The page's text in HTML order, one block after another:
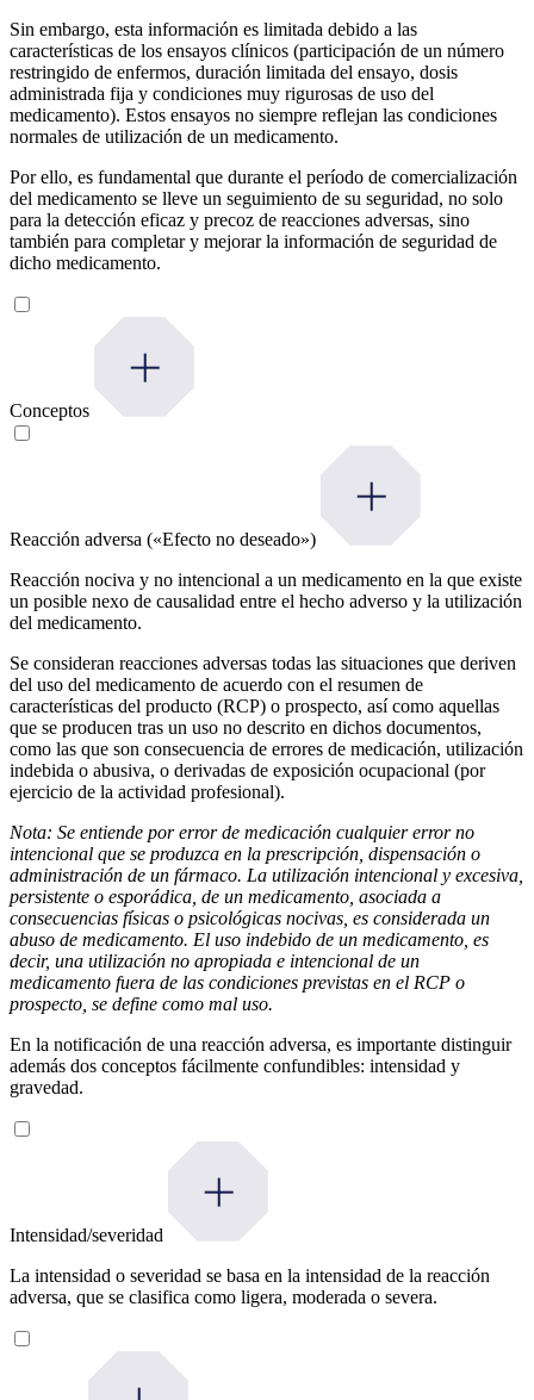
Sin embargo, esta información es limitada debido a las
características de los ensayos clínicos (participación de un número
restringido de enfermos, duración limitada del ensayo, dosis
administrada fija y condiciones muy rigurosas de uso del
medicamento). Estos ensayos no siempre reflejan las condiciones
normales de utilización de un medicamento.
Por ello, es fundamental que durante el período de comercialización
del medicamento se lleve un seguimiento de su seguridad, no solo
para la detección eficaz y precoz de reacciones adversas, sino
también para completar y mejorar la información de seguridad de
dicho medicamento.
Conceptos
Reacción adversa («Efecto no deseado»)
Reacción nociva y no intencional a un medicamento en la que existe
un posible nexo de causalidad entre el hecho adverso y la utilización
del medicamento.
Se consideran reacciones adversas todas las situaciones que deriven
del uso del medicamento de acuerdo con el resumen de
características del producto (RCP) o prospecto, así como aquellas
que se producen tras un uso no descrito en dichos documentos,
como las que son consecuencia de errores de medicación, utilización
indebida o abusiva, o derivadas de exposición ocupacional (por
ejercicio de la actividad profesional).
Nota: Se entiende por error de medicación cualquier error no
intencional que se produzca en la prescripción, dispensación o
administración de un fármaco. La utilización intencional y excesiva,
persistente o esporádica, de un medicamento, asociada a
consecuencias físicas o psicológicas nocivas, es considerada un
abuso de medicamento. El uso indebido de un medicamento, es
decir, una utilización no apropiada e intencional de un
medicamento fuera de las condiciones previstas en el RCP o
prospecto, se define como mal uso.
En la notificación de una reacción adversa, es importante distinguir
además dos conceptos fácilmente confundibles: intensidad y
gravedad.
Intensidad/severidad
La intensidad o severidad se basa en la intensidad de la reacción
adversa, que se clasifica como ligera, moderada o severa.